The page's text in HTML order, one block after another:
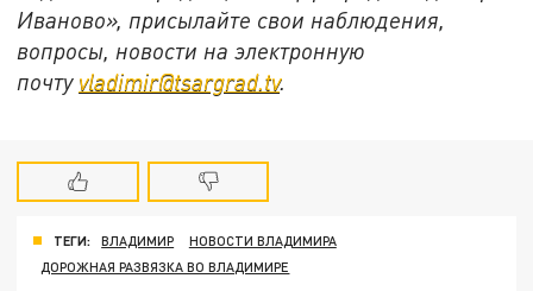
Иваново», присылайте свои наблюдения,
вопросы, новости на электронную
почту vladimir@tsargrad.tv.
ТЕГИ: ВЛАДИМИР
НОВОСТИ ВЛАДИМИРА
ДОРОЖНАЯ РАЗВЯЗКА ВО ВЛАДИМИРЕ